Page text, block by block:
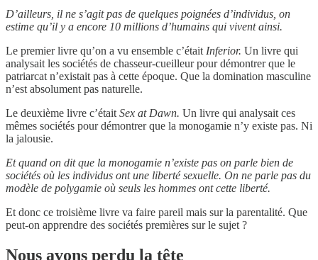
D’ailleurs, il ne s’agit pas de quelques poignées d’individus, on
estime qu’il y a encore 10 millions d’humains qui vivent ainsi.
Le premier livre qu’on a vu ensemble c’était Inferior. Un livre qui
analysait les sociétés de chasseur-cueilleur pour démontrer que le
patriarcat n’existait pas à cette époque. Que la domination masculine
n’est absolument pas naturelle.
Le deuxième livre c’était Sex at Dawn. Un livre qui analysait ces
mêmes sociétés pour démontrer que la monogamie n’y existe pas. Ni
la jalousie.
Et quand on dit que la monogamie n’existe pas on parle bien de
sociétés où les individus ont une liberté sexuelle. On ne parle pas du
modèle de polygamie où seuls les hommes ont cette liberté.
Et donc ce troisième livre va faire pareil mais sur la parentalité. Que
peut-on apprendre des sociétés premières sur le sujet ?
Nous avons perdu la tête